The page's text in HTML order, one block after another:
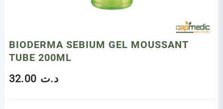
BIODERMA SEBIUM GEL MOUSSANT
TUBE 200ML
د.ت